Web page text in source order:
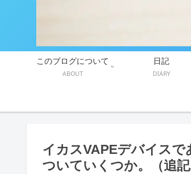
このブログについて
ABOUT
日記
DIARY
イカスVAPEデバイス
ついていくつか。（追記